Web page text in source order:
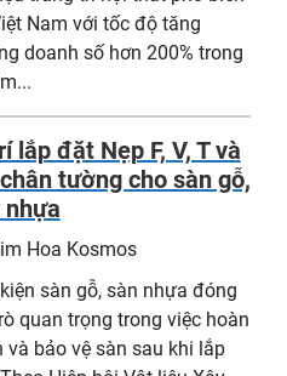
Nam với tốc độ tăng
doanh số hơn 200% trong
lắp đặt Nẹp F, V, T và
tường cho sàn gỗ,
nhựa
Hoa Kosmos
sàn gỗ, sàn nhựa đóng
quan trọng trong việc hoàn
và bảo vệ sàn sau khi lắp